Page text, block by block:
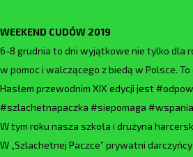
WEEKEND CUDÓW 2019
6-8 grudnia to dni wyjątkowe nie tylko dla
w pomoc i walczącego z biedą w Polsce.
Hasłem przewodnim XIX edycji jest
#szlachetnapaczka #siepomaga
W tym roku nasza szkoła i drużyna
W „Szlachetnej Paczce” prywatni